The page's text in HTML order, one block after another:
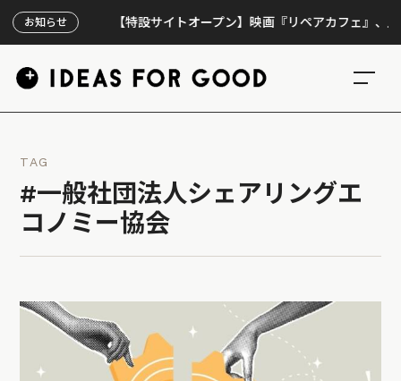
お知らせ【特設サイトオープン】映画『リペアカフェ』、上映300
TAG
#一般社団法人シェアリングエ
コノミー協会